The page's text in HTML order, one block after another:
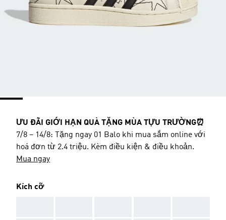
ƯU ĐÃI GIỚI HẠN QUÀ TẶNG MÙA TỰU TRƯỜNG⏰
7/8 – 14/8: Tặng ngay 01 Balo khi mua sắm online với
hoá đơn từ 2.4 triệu. Kèm điều kiện & điều khoản.
Mua ngay
Kích cỡ